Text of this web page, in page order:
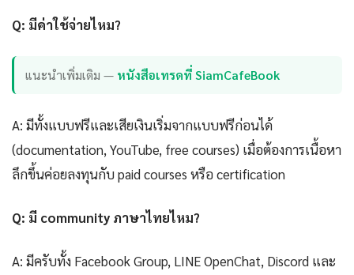
Q: มีค่าใช้จ่ายไหม?
แนะนำเพิ่มเติม — หนังสือเทรดที่ SiamCafeBook
A: มีทั้งแบบฟรีและเสียเงินเริ่มจากแบบฟรีก่อนได้
(documentation, YouTube, free courses) เมื่อต้องการเนื้อหา
ลึกขึ้นค่อยลงทุนกับ paid courses หรือ certification
Q: มี community ภาษาไทยไหม?
A: มีครับทั้ง Facebook Group, LINE OpenChat, Discord และ